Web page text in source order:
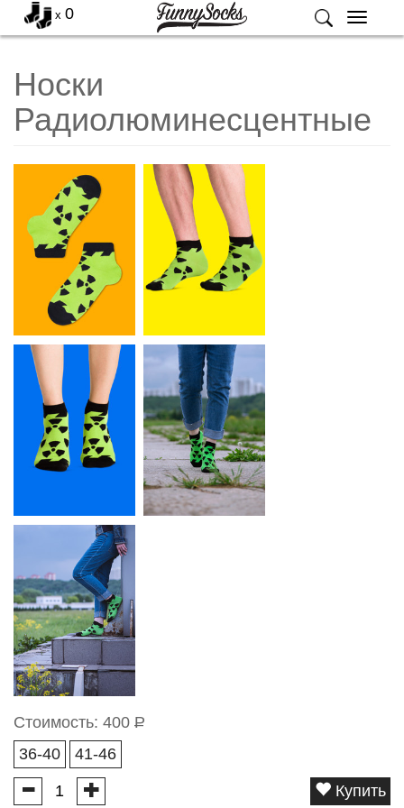
Меню
x 0
Носки
Радиолюминесцентные
Стоимость: 400 Р
36-40
41-46
Купить